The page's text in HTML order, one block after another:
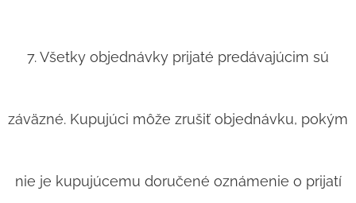
7. Všetky objednávky prijaté predávajúcim sú
záväzné. Kupujúci môže zrušiť objednávku, pokým
nie je kupujúcemu doručené oznámenie o prijatí